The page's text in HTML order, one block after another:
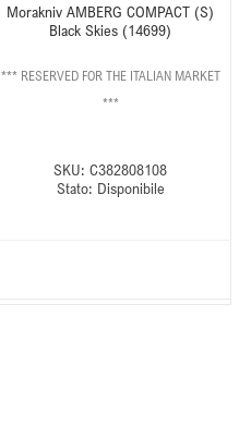
Morakniv AMBERG COMPACT (S)
Black Skies (14699)
*** RESERVED FOR THE ITALIAN MARKET
***
SKU: C382808108
Stato: Disponibile